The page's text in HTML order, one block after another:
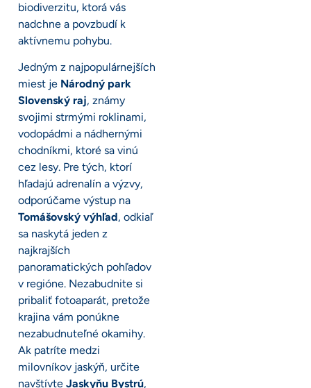
biodiverzitu, ktorá vás
nadchne a povzbudí k
aktívnemu pohybu.
Jedným z najpopulárnejších
miest je Národný park
Slovenský raj, známy
svojimi strmými roklinami,
vodopádmi a nádhernými
chodníkmi, ktoré sa vinú
cez lesy. Pre tých, ktorí
hľadajú adrenalín a výzvy,
odporúčame výstup na
Tomášovský výhľad, odkiaľ
sa naskytá jeden z
najkrajších
panoramatických pohľadov
v regióne. Nezabudnite si
pribaliť fotoaparát, pretože
krajina vám ponúkne
nezabudnuteľné okamihy.
Ak patríte medzi
milovníkov jaskýň, určite
navštívte Jaskyňu Bystrú,